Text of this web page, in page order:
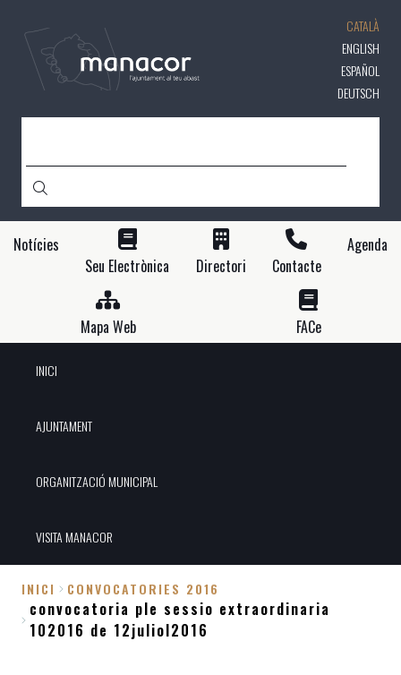
contingut
CATALÀ
ENGLISH
ESPAÑOL
DEUTSCH
Notícies
Seu Electrònica
Directori Contacte
Agenda
Mapa Web FACe
INICI
AJUNTAMENT
ORGANITZACIÓ MUNICIPAL
VISITA MANACOR
Fil
d'Ariadna
INICI CONVOCATORIES 2016
convocatoria ple sessio extraordinaria
102016 de 12juliol2016